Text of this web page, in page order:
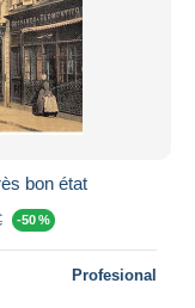
bon état
-50 %
Profesional